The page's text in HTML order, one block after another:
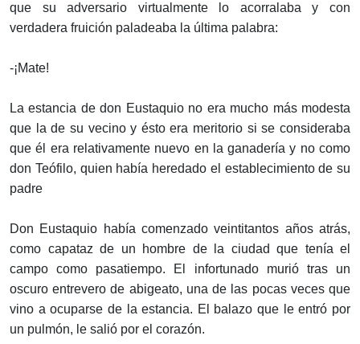
que su adversario virtualmente lo acorralaba y con
verdadera fruición paladeaba la última palabra:
-¡Mate!
La estancia de don Eustaquio no era mucho más modesta
que la de su vecino y ésto era meritorio si se consideraba
que él era relativamente nuevo en la ganadería y no como
don Teófilo, quien había heredado el establecimiento de su
padre
Don Eustaquio había comenzado veintitantos años atrás,
como capataz de un hombre de la ciudad que tenía el
campo como pasatiempo. El infortunado murió tras un
oscuro entrevero de abigeato, una de las pocas veces que
vino a ocuparse de la estancia. El balazo que le entró por
un pulmón, le salió por el corazón.